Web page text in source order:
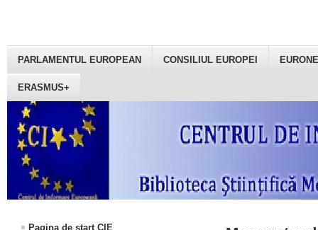
PARLAMENTUL EUROPEAN CONSILIUL EUROPEI
ERASMUS+
Pagina de start CIE